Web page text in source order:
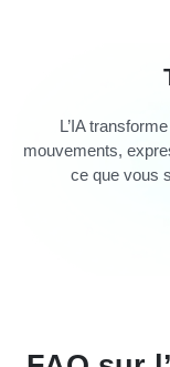
L’IA
mouvements,
ce que vous